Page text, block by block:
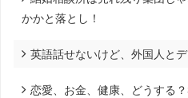
かかと落とし！
英語話せないけど、外国人と
恋愛、お金、健康、どうする